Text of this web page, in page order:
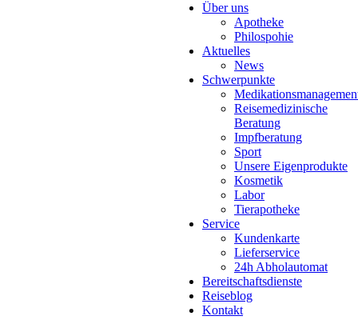
Über uns
Apotheke
Philospohie
Aktuelles
News
Schwerpunkte
Reisemedizinische
Beratung
Impfberatung
Sport
Unsere Eigenprodukte
Kosmetik
Labor
Tierapotheke
Service
Kundenkarte
Lieferservice
24h Abholautomat
Bereitschaftsdienste
Reiseblog
Kontakt